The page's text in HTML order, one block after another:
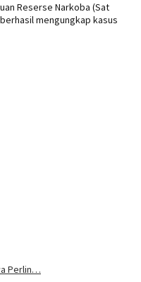
Reserse Narkoba (Sat
mengungkap kasus
Perlin…